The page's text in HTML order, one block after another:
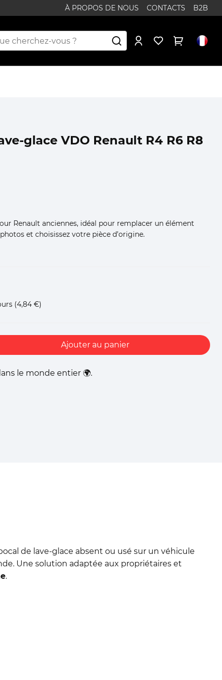
À PROPOS DE NOUS CONTACTS B2B
glace VDO Renault R4 R6 R8
Renault anciennes, idéal pour remplacer un élément
et choisissez votre pièce d’origine.
(4,84 €)
Ajouter au panier
le monde entier 🌍.
de lave-glace absent ou usé sur un véhicule
Une solution adaptée aux propriétaires et
.